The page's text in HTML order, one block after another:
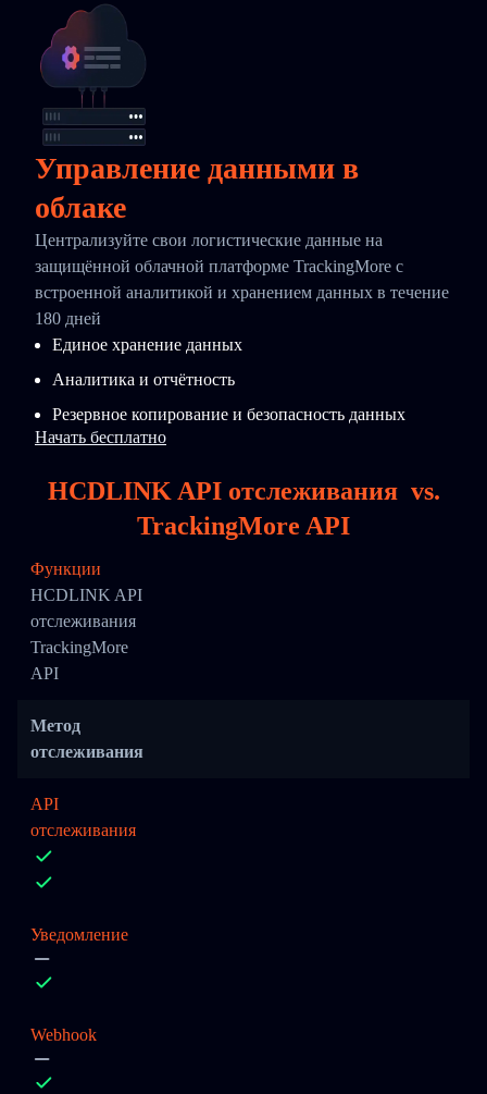
Управление данными в
облаке
Централизуйте свои логистические данные на
защищённой облачной платформе TrackingMore с
встроенной аналитикой и хранением данных в течение
180 дней
Единое хранение данных
Аналитика и отчётность
Резервное копирование и безопасность данных
Начать бесплатно
HCDLINK API отслеживания vs.
TrackingMore API
Функции
HCDLINK API
отслеживания
TrackingMore
API
Метод
отслеживания
API
отслеживания
Уведомление
Webhook